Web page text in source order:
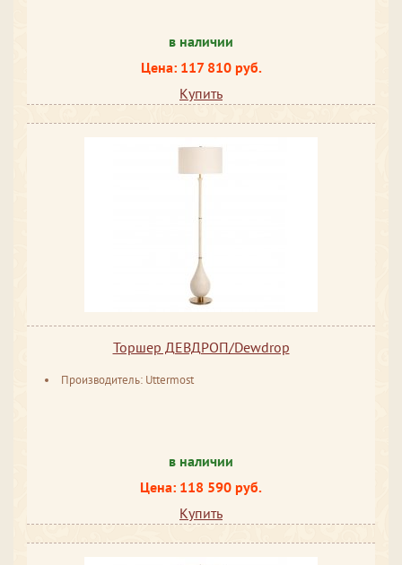
в наличии
Цена: 117 810 руб.
Купить
Торшер ДЕВДРОП/Dewdrop
Производитель: Uttermost
в наличии
Цена: 118 590 руб.
Купить